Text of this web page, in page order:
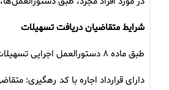
شرایط متقاضیان دریافت تسهیلات
طبق ماده ۸ دستورالعمل اجرایی تسهیلات کمک‌ودیعه مسکن، شرایط متقاضی دریافت تسهیلات به شرح زیر است: